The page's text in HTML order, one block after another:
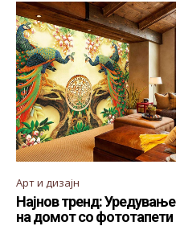
Арт и дизајн
Најнов тренд: Уредување
на домот со фототапети